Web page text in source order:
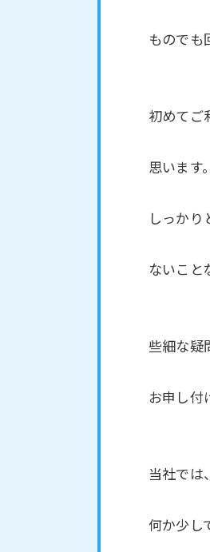
ものでも
初めてご
思います
しっか
ないこと
些細な疑
お申し付
当社では
何か少し